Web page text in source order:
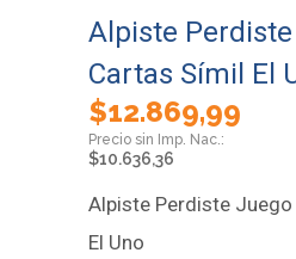
Alpiste
Cartas Símil El
$12.869,99
$10.636,36
Alpiste Perdiste Juego
El Uno